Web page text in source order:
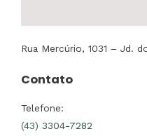
Rua Mercúrio, 1031 – Jd.
Contato
Telefone:
(43) 3304-7282